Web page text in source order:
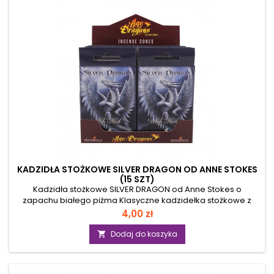
KADZIDŁA STOŻKOWE SILVER DRAGON OD ANNE STOKES
(15 SZT)
Kadzidła stożkowe SILVER DRAGON od Anne Stokes o
zapachu białego piżma Klasyczne kadzidełka stożkowe z
kolekcji "Age of Dragons" Anne Stokes. Każde opakowanie
zawiera 15 kadzidełek oraz metalową podstawkę. Parametry:
przeznaczenie - do palenia w klasycznych kadzielniczkach
forma kadzideł - stożki wymiary - wysokość 3 cm / średnica
1,3 cm ilość w opakowaniu - 15 sztuk Sposób użycia: Podczas
Cena
4,00 zł
 Dodaj do koszyka